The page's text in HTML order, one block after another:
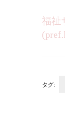
福祉
タグ: